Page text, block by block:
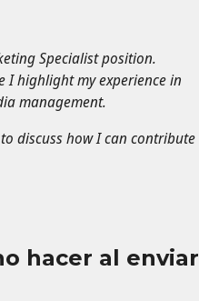
Specialist position.
I highlight my experience in
management.
discuss how I can contribute
hacer al enviar